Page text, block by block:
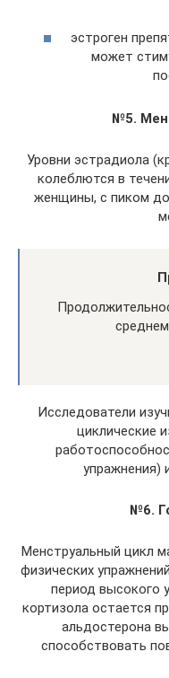
эстроген
может
№5.
Уровни эстрадиола
колеблются в
женщины, с пиком
Исследователи
циклические
упражнения)
№6.
Менструальный цикл
физических
период высокого
кортизола остается
альдостерона
способствовать